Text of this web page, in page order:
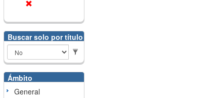
Buscar solo por título
Ámbito
General